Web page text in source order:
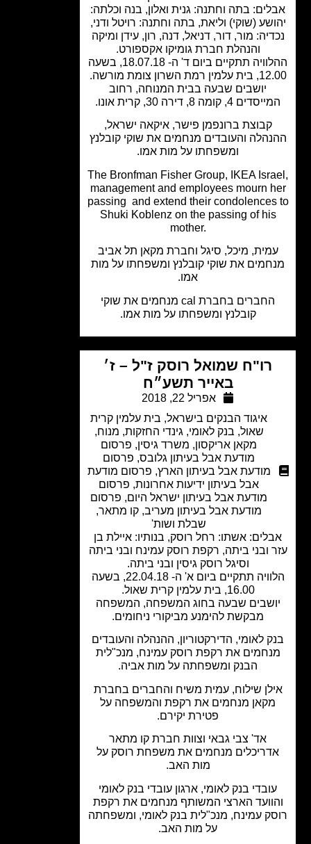
בתה וחתנה: גנית ואלון, בנה וכלתה:
(שוקי) וליאת, בתה וחתנה: רויטל ודני,
מור, דור, דניאל, דנה, רון, עידן ומיקה
והנהלת חברת גומיקו אקספורט.
ההלוויה תתקיים ביום ד' ה- 18.07.18, בשעה
יושבים שבעה בבית המנוחה, רחוב
4, קומה 8, דירה 30, קרית אונו.
קבוצת ברונפמן פישר, איקאה ישראל,
והעובדים מנחמים את שוקי קובלנץ
ומשפחתו על מות אמו.
The Bronfman Fisher Group, IKEA
management and employees mourn
passing and extend their
Shuki Koblenz on the passing of
מיכל, סיגל וחברת מקאן תל אביב
את שוקי קובלנץ ומשפחתו על מות
החברים בחברת cal מנחמים את שוקי
קובלנץ ומשפחתו על מות אמו.
רו"ח שמואל רוסק ז"ל – ז׳
באייר תשע״ח
אפריל 22, 2018
איגוד הבנקים בישראל ,בית עלמין קרית
בנק לאומי,גינדי החזקות ,מנוח,
מקאן אריקסון ,משרד גיסין,פרסום
מודעת אבל בעיתון גלובס, פרסום
מודעת אבל בעיתון הארץ,פרסום מודעת
אבל בעיתון ידיעות אחרונות,פרסום
מודעת אבל בעיתון ישראל היום,פרסום
מודעת אבל בעיתון מעריב, קו מתאר,
שבלת ושות'
אשתו: רחל רוסק, בנותיו: איילת בן
ובני ביתה, רקפת רוסק עמינח ובני ביתה
וסיגל רוסק גיסין ובני ביתה.
הלוויה תתקיים ביום א' ה- 22.04.18, בשעה
שבעה בחוג המשפחה, המשפחה
מבקשת להימנע מביקורי ניחומים.
לאומי, הדירקטוריון, ההנהלה והעובדים
את רקפת רוסק עמינח, מנכ"לית
הבנק ומשפחתה על מות אביה.
שילוח, עמית משיח והחברים בחברת
מנחמים את רקפת והמשפחה על
פטירת יקירם.
אד' צבי גבאי וצוות חברת קו מתאר
מנחמים את משפחת רוסק על
מות האב.
בנק לאומי, ארגון עובדי בנק לאומי
הארצי המשותף מנחמים את רקפת
עמינח, מנכ"לית בנק לאומי, ומשפחתה
על מות האב.